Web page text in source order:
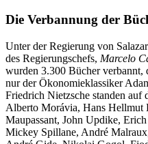
Die Verbannung der
Unter der Regierung von
des Regierungschefs, Marcelo
wurden 3.300 Bücher verbannt,
nur der Ökonomieklassiker
Friedrich Nietzsche standen
Alberto Morávia, Hans Hellmut
Maupassant, John Updike,
Mickey Spillane, André